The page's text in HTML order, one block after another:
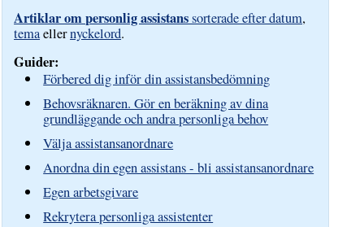
Artiklar om personlig assistanssorterade efter datum,
temaellernyckelord.
Guider:
Förbered dig inför din assistansbedömning
Behovsräknaren. Gör en beräkning av dina
grundläggande och andra personliga behov
Välja assistansanordnare
Anordna din egen assistans - bli assistansanordnare
Egen arbetsgivare
Rekrytera personliga assistenter